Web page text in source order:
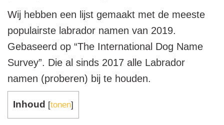
Wij hebben een lijst gemaakt met de meeste
populairste labrador namen van 2019.
Gebaseerd op “The International Dog Name
Survey”. Die al sinds 2017 alle Labrador
namen (proberen) bij te houden.
Inhoud [tonen]